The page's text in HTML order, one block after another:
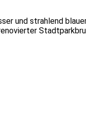
und strahlend